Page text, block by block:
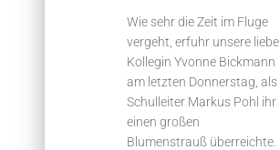
Wie sehr die Zeit im Fluge
vergeht, erfuhr unsere liebe
Kollegin Yvonne Bickmann
am letzten Donnerstag, als
Schulleiter Markus Pohl ihr
einen großen
Blumenstrauß überreichte.